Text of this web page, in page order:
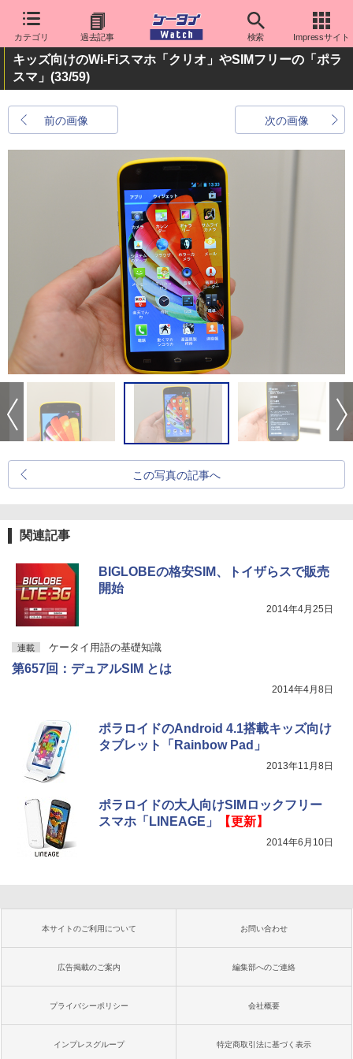
カテゴリ 過去記事 検索 Impressサイト
キッズ向けのWi-Fiスマホ「クリオ」やSIMフリーの「ポラ
スマ」 (33/59)
前の画像 次の画像
この写真の記事へ
関連記事
BIGLOBEの格安SIM、トイザらスで販売
開始
2014年4月25日
連載 ケータイ用語の基礎知識
第657回：デュアルSIM とは
2014年4月8日
ポラロイドのAndroid 4.1搭載キッズ向け
タブレット「Rainbow Pad」
2013年11月8日
ポラロイドの大人向けSIMロックフリー
スマホ「LINEAGE」
【更新】
2014年6月10日
本サイトのご利用について お問い合わせ
広告掲載のご案内 編集部へのご連絡
プライバシーポリシー 会社概要
インプレスグループ 特定商取引法に基づく表示